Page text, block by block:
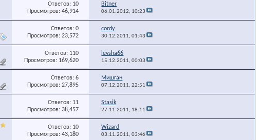
Ответов: 10
Просмотров: 46,914
Bitner
06.01.2012, 10:23
Ответов: 0
Просмотров: 23,572
cordy
30.12.2011,01:43
Ответов: 110
Просмотров: 169,620
levsha66
15.12.2011,00:03
Ответов: 6
Просмотров: 27,895
Мишган
07.12.2011,22:51
Ответов: 11
Просмотров: 38,457
Stasik
27.11.2011, 18:11
Ответов: 10
Просмотров: 43,180
Wizard
03.11.2011,03:46